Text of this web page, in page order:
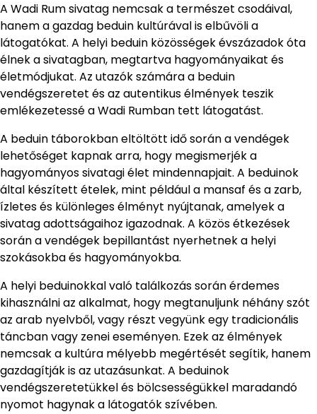
A Wadi Rum sivatag nemcsak a természet csodáival,
hanem a gazdag beduin kultúrával is elbűvöli a
látogatókat. A helyi beduin közösségek évszázadok óta
élnek a sivatagban, megtartva hagyományaikat és
életmódjukat. Az utazók számára a beduin
vendégszeretet és az autentikus élmények teszik
emlékezetessé a Wadi Rumban tett látogatást.
A beduin táborokban eltöltött idő során a vendégek
lehetőséget kapnak arra, hogy megismerjék a
hagyományos sivatagi élet mindennapjait. A beduinok
által készített ételek, mint például a mansaf és a zarb,
ízletes és különleges élményt nyújtanak, amelyek a
sivatag adottságaihoz igazodnak. A közös étkezések
során a vendégek bepillantást nyerhetnek a helyi
szokásokba és hagyományokba.
A helyi beduinokkal való találkozás során érdemes
kihasználni az alkalmat, hogy megtanuljunk néhány szót
az arab nyelvből, vagy részt vegyünk egy tradicionális
táncban vagy zenei eseményen. Ezek az élmények
nemcsak a kultúra mélyebb megértését segítik, hanem
gazdagítják is az utazásunkat. A beduinok
vendégszeretetükkel és bölcsességükkel maradandó
nyomot hagynak a látogatók szívében.